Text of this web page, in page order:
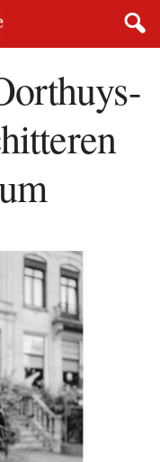
schitteren in Verzetsmuseum